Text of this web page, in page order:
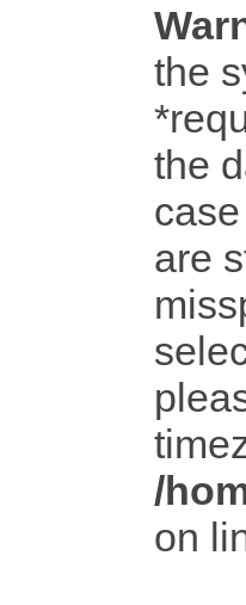
the
the
are
/
on